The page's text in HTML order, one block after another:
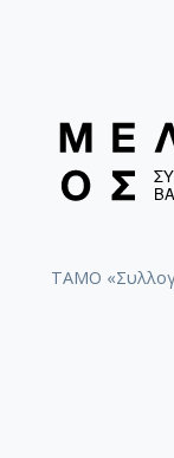
ΤΑΜΟ